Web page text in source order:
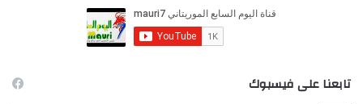
ن
:
تابعنا على فيسبوك